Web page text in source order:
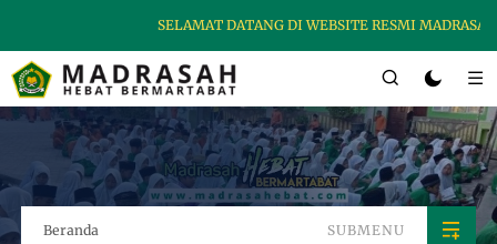
SELAMAT DATANG DI WEBSITE RESMI MADRASAH
Beranda SUBMENU